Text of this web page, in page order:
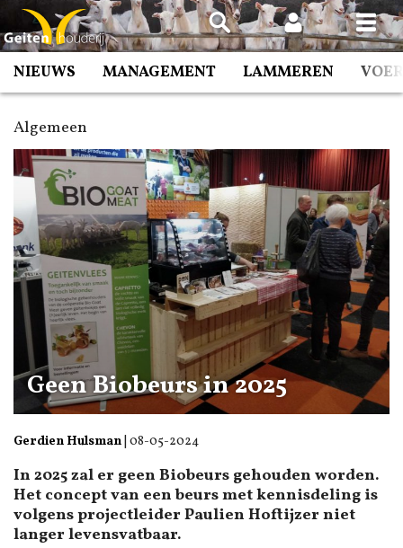
Spring
naar
inhoud
NIEUWS MANAGEMENT LAMMEREN
Algemeen
Geen Biobeurs in 2025
Gerdien Hulsman 08-05-2024
In 2025 zal er geen Biobeurs gehouden worden.
Het concept van een beurs met kennisdeling is
volgens projectleider Paulien Hoftijzer niet
langer levensvatbaar.